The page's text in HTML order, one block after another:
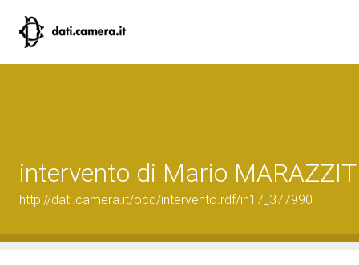
intervento di Mario
http://dati.camera.it/ocd/intervento.rdf/in17_377990